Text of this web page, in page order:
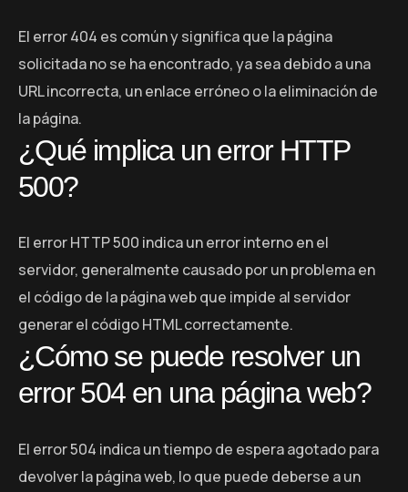
El error 404 es común y significa que la página
solicitada no se ha encontrado, ya sea debido a una
URL incorrecta, un enlace erróneo o la eliminación de
la página.
¿Qué implica un error HTTP
500?
El error HTTP 500 indica un error interno en el
servidor, generalmente causado por un problema en
el código de la página web que impide al servidor
generar el código HTML correctamente.
¿Cómo se puede resolver un
error 504 en una página web?
El error 504 indica un tiempo de espera agotado para
devolver la página web, lo que puede deberse a un